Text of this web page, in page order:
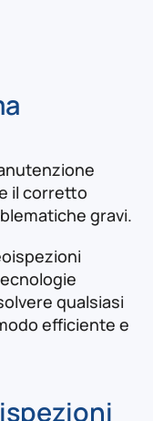
il corretto
gravi.
qualsiasi
efficiente e